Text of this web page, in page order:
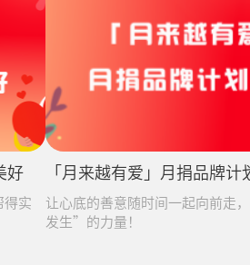
好
得实
「月来越有爱」月捐品牌计
让心底的善意随时间一起向前走
发生”的力量！